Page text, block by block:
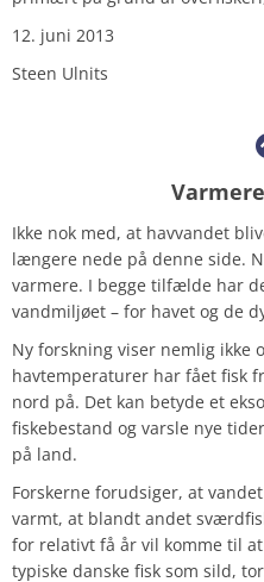
12. juni 2013
Steen Ulnits
Ikke nok med, at havvandet
længere nede på denne side.
varmere. I begge tilfælde har
vandmiljøet – for havet og de
Ny forskning viser nemlig ikke
havtemperaturer har fået fisk
nord på. Det kan betyde et
fiskebestand og varsle nye
på land.
Forskerne forudsiger, at
varmt, at blandt andet
for relativt få år vil komme til
typiske danske fisk som sild,